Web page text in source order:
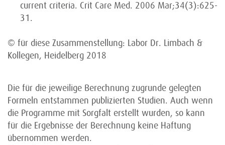
current criteria. Crit Care Med. 2006 Mar;34(3):625-
31.
© für diese Zusammenstellung: Labor Dr. Limbach &
Kollegen, Heidelberg 2018
Die für die jeweilige Berechnung zugrunde gelegten
Formeln entstammen publizierten Studien. Auch wenn
die Programme mit Sorgfalt erstellt wurden, so kann
für die Ergebnisse der Berechnung keine Haftung
übernommen werden.